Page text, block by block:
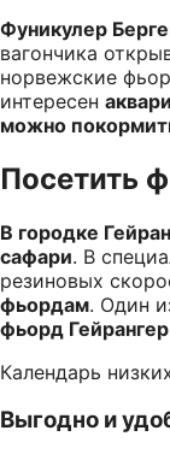
Фуникулер
вагончика
норвежские
интересен
можно
Посетить
В городке
сафари. В
резиновых
фьордам. Один
фьорд Гейрангер
Календарь
Выгодно и